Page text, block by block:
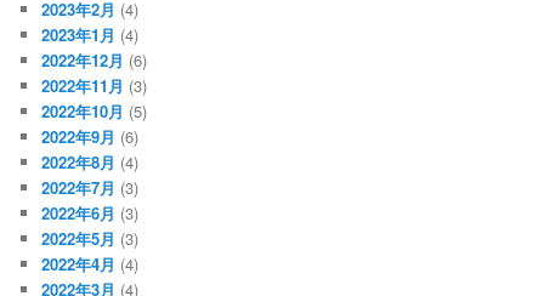
2023年2月 (4)
2023年1月 (4)
2022年12月 (6)
2022年11月 (3)
2022年10月 (5)
2022年9月 (6)
2022年8月 (4)
2022年7月 (3)
2022年6月 (3)
2022年5月 (3)
2022年4月 (4)
2022年3月 (4)